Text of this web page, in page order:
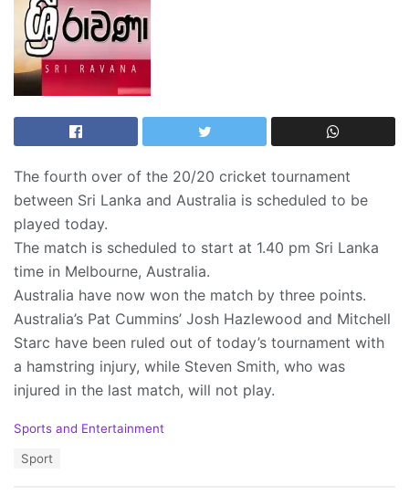
The fourth over of the 20/20 cricket tournament
between Sri Lanka and Australia is scheduled to be
played today.
The match is scheduled to start at 1.40 pm Sri Lanka
time in Melbourne, Australia.
Australia have now won the match by three points.
Australia’s Pat Cummins’ Josh Hazlewood and Mitchell
Starc have been ruled out of today’s tournament with
a hamstring injury, while Steven Smith, who was
injured in the last match, will not play.
C
Sports and Entertainment
Sport